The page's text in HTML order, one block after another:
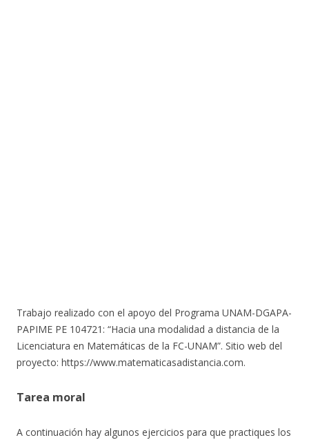
Trabajo realizado con el apoyo del Programa UNAM-DGAPA-
PAPIME PE 104721: “Hacia una modalidad a distancia de la
Licenciatura en Matemáticas de la FC-UNAM”. Sitio web del
proyecto: https://www.matematicasadistancia.com.
Tarea moral
A continuación hay algunos ejercicios para que practiques los